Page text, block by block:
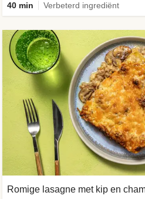
40 min Verbeterd ingrediënt
Romige lasagne met kip en